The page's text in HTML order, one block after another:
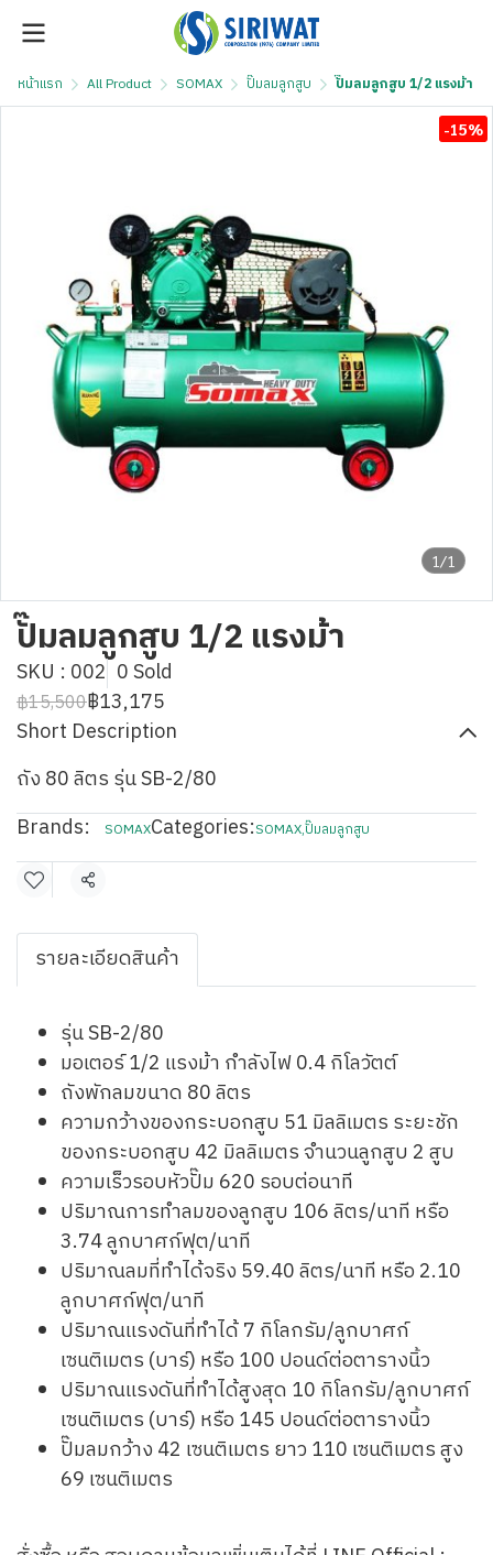
หน้าแรก All Product SOMAX ปั๊มลมลูกสูบ ปั๊มลมลูกสูบ 1/2 แรงม้า
1/1
-15%
ปั๊มลมลูกสูบ 1/2 แรงม้า
SKU : 002 0 Sold
฿15,500฿13,175
Short Description
ถัง 80 ลิตร รุ่น SB-2/80
Brands:
SOMAXCategories:SOMAX,ปั๊มลมลูกสูบ
Share
รายละเอียดสินค้า
รุ่น SB-2/80
มอเตอร์ 1/2 แรงม้า กำลังไฟ 0.4 กิโลวัตต์
ถังพักลมขนาด 80 ลิตร
ความกว้างของกระบอกสูบ 51 มิลลิเมตร ระยะชัก
ของกระบอกสูบ 42 มิลลิเมตร จำนวนลูกสูบ 2 สูบ
ความเร็วรอบหัวปั๊ม 620 รอบต่อนาที
ปริมาณการทำลมของลูกสูบ 106 ลิตร/นาที หรือ
3.74 ลูกบาศก์ฟุต/นาที
ปริมาณลมที่ทำได้จริง 59.40 ลิตร/นาที หรือ 2.10
ลูกบาศก์ฟุต/นาที
ปริมาณแรงดันที่ทำได้ 7 กิโลกรัม/ลูกบาศก์
เซนติเมตร (บาร์) หรือ 100 ปอนด์ต่อตารางนิ้ว
ปริมาณแรงดันที่ทำได้สูงสุด 10 กิโลกรัม/ลูกบาศก์
เซนติเมตร (บาร์) หรือ 145 ปอนด์ต่อตารางนิ้ว
ปั๊มลมกว้าง 42 เซนติเมตร ยาว 110 เซนติเมตร สูง
69 เซนติเมตร